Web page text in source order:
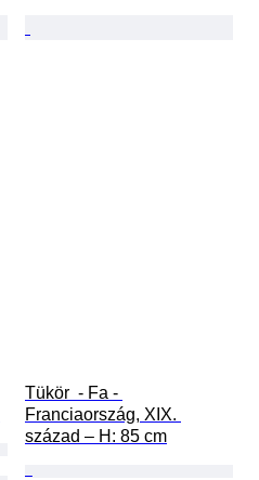
Tükör  - Fa -
Franciaország, XIX.
század – H: 85 cm